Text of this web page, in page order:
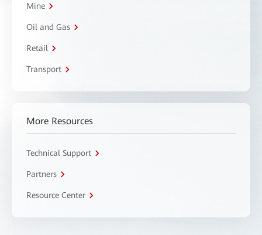
Mine
Oil and Gas
Retail
Transport
More Resources
Technical Support
Partners
Resource Center